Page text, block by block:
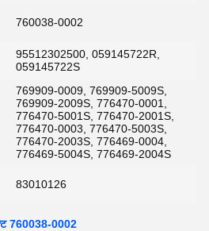
760038-0002
95512302500, 059145722R,
059145722S
769909-0009, 769909-5009S,
769909-2009S, 776470-0001,
776470-5001S, 776470-2001S,
776470-0003, 776470-5003S,
776470-2003S, 776469-0004,
776469-5004S, 776469-2004S
83010126
760038-0002